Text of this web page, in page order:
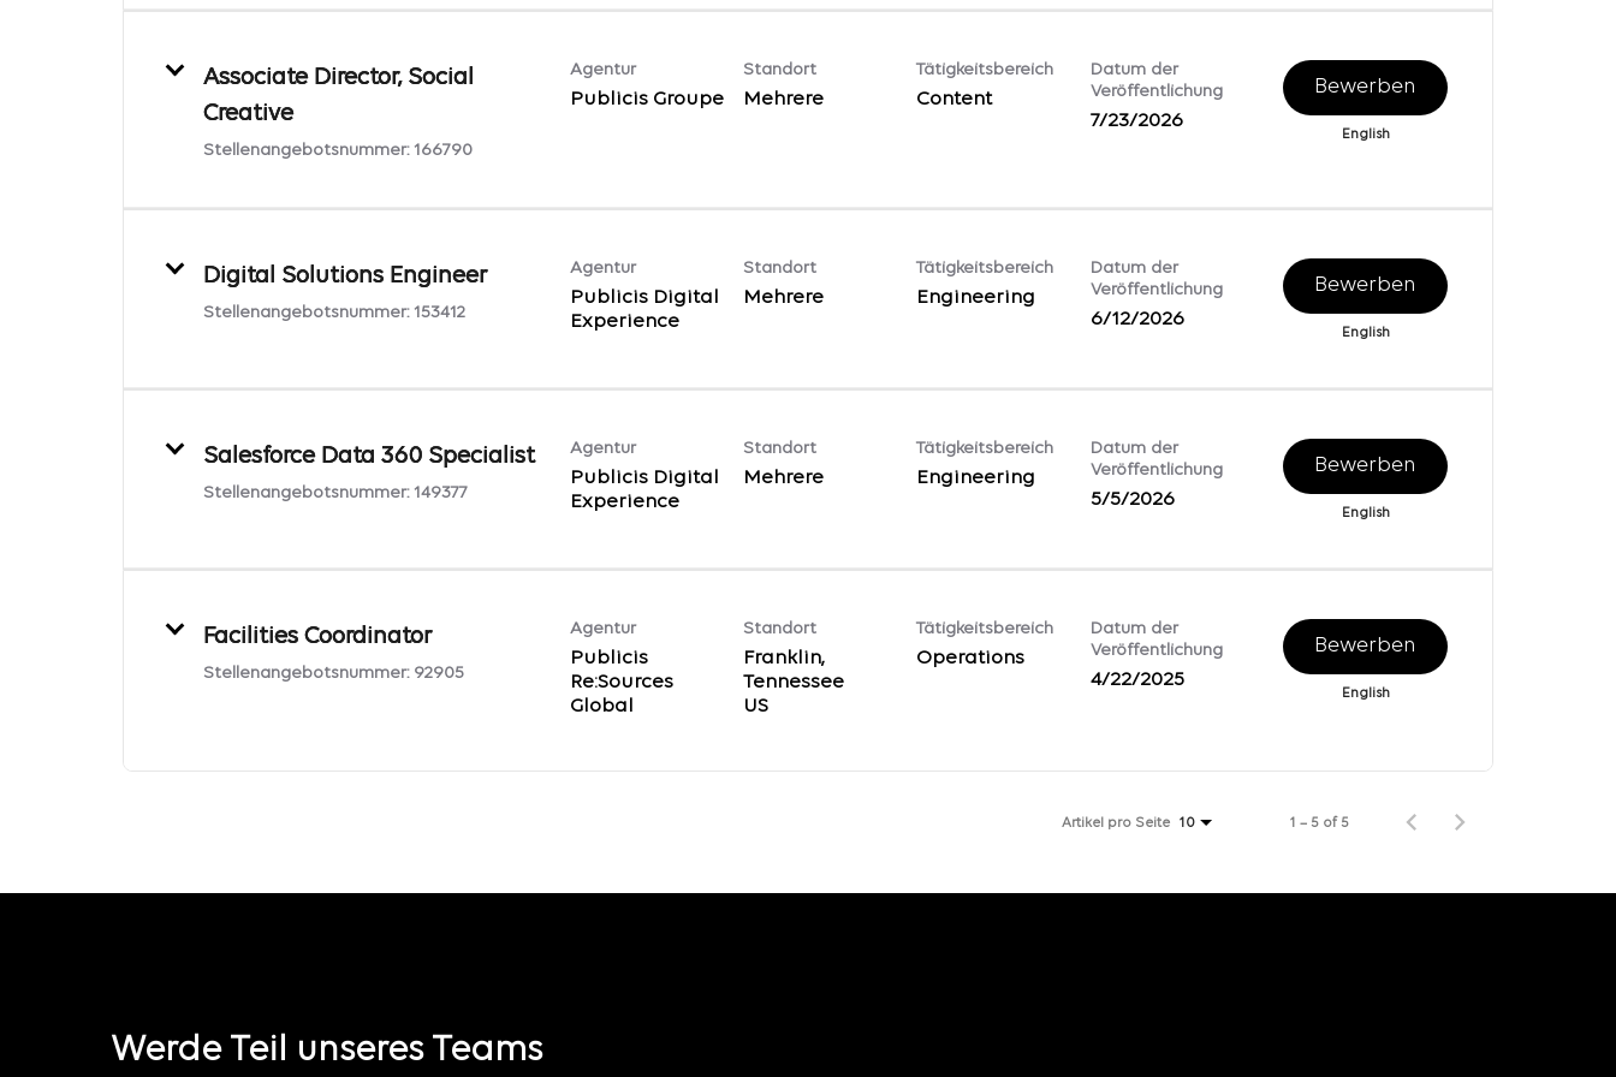
Associate Director, Social
Creative
Stellenangebotsnummer: 166790
Agentur
Publicis Groupe
Standort
Mehrere
Tätigkeitsbereich
Content
Datum der
Veröffentlichung
7/23/2026
Bewerben
English
Digital Solutions Engineer
Stellenangebotsnummer: 153412
Agentur
Publicis Digital
Experience
Standort
Mehrere
Tätigkeitsbereich
Engineering
Datum der
Veröffentlichung
6/12/2026
Bewerben
English
Salesforce Data 360 Specialist
Stellenangebotsnummer: 149377
Agentur
Publicis Digital
Experience
Standort
Mehrere
Tätigkeitsbereich
Engineering
Datum der
Veröffentlichung
5/5/2026
Bewerben
English
Facilities Coordinator
Stellenangebotsnummer: 92905
Agentur
Publicis
Re:Sources
Global
Standort
Franklin,
Tennessee
Tätigkeitsbereich
Operations
Datum der
Veröffentlichung
4/22/2025
Bewerben
English
Artikel pro Seite 10 1 – 5 of 5
Werde Teil unseres Teams